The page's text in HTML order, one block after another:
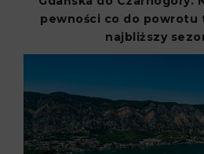
pewności co do powrotu
najbliższy